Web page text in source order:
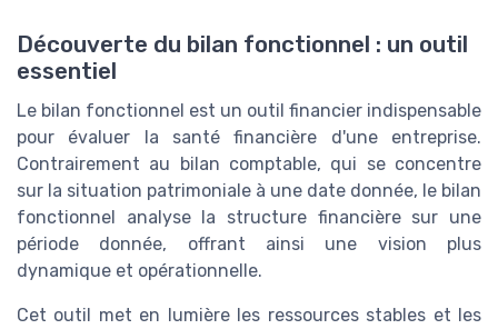
Découverte du bilan fonctionnel : un outil
essentiel
Le bilan fonctionnel est un outil financier indispensable
pour évaluer la santé financière d'une entreprise.
Contrairement au bilan comptable, qui se concentre
sur la situation patrimoniale à une date donnée, le bilan
fonctionnel analyse la structure financière sur une
période donnée, offrant ainsi une vision plus
dynamique et opérationnelle.
Cet outil met en lumière les ressources stables et les